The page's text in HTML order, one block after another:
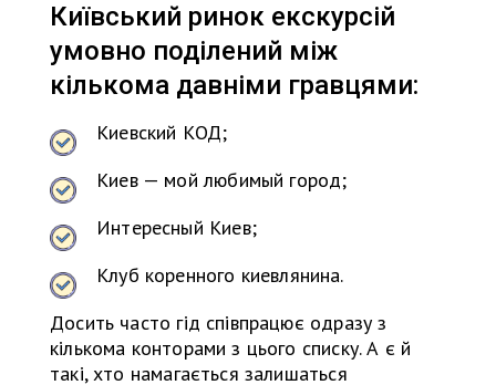
Київський ринок екскурсій
умовно поділений між
кількома давніми гравцями:
Киевский КОД;
Киев — мой любимый город;
Интересный Киев;
Клуб коренного киевлянина.
Досить часто гід співпрацює одразу з
кількома конторами з цього списку. А є й
такі, хто намагається залишаться